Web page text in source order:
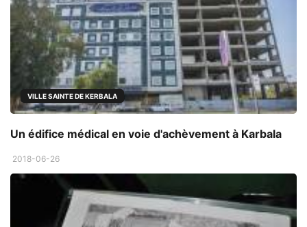
VILLE SAINTE DE KERBALA
Un édifice médical en voie d'achèvement à Karbala
2018-06-26